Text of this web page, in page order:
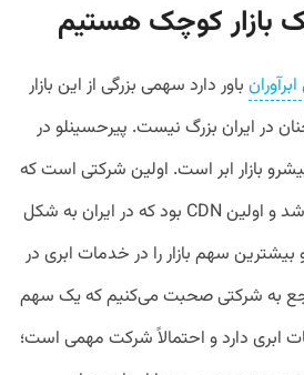
بازار کوچک هستیم
باور دارد سهمی بزرگی از این بازار
در ایران بزرگ نیست. پیرحسینلو در
بازار ابر است. اولین شرکتی است که
خیلی جدی وارد این حوزه شد و اولین CDN بود که در ایران به شکل
سهم بازار را در خدمات ابری در
راجع به شرکتی صحبت می‌کنیم که یک سهم
ابری دارد و احتمالاً شرکت مهمی است؛